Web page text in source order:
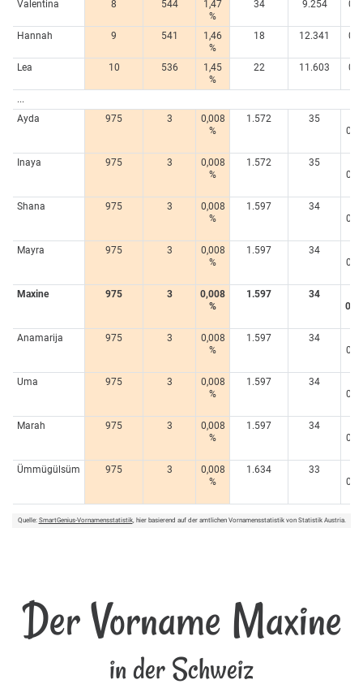
Valentina
8 544
1,47
%
34 9.254
Hannah
9 541
1,46
%
18 12.341
Lea
10 536
1,45
%
22 11.603
...
Ayda
975 3
0,008
%
1.572 35
Inaya
975 3
0,008
%
1.572 35
Shana
975 3
0,008
%
1.597 34
Mayra
975 3
0,008
%
1.597 34
Maxine
975 3
0,008
%
1.597 34
Anamarija
975 3
0,008
%
1.597 34
Uma
975 3
0,008
%
1.597 34
Marah
975 3
0,008
%
1.597 34
Ümmügülsüm
975 3
0,008
%
1.634 33
Quelle: SmartGenius-Vornamensstatistik, hier basierend auf der amtlichen Vornamensstatistik von Statistik Austria.
Der Vorname Maxine
in der Schweiz